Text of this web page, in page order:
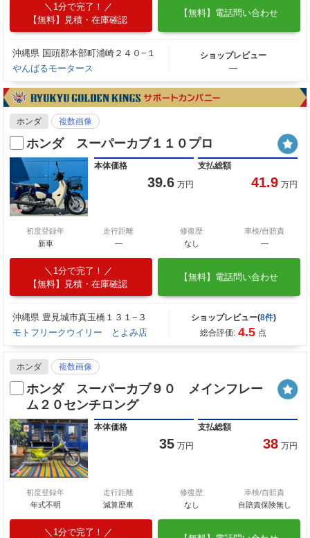
1分で完了！
【無料】見積・在庫確認
【無料】電話問い合わせ
沖縄県 国頭郡本部町浦崎２４０−１
やんばるモータース
ショップレビュー
―
ホンダ 複数画像
ホンダ スーパーカブ１１０プロ
本体価格
39.6 万円
支払総額
41.9 万円
初度登録年
新車
走行距離
—
修復歴
なし
車検/自賠責
―
1分で完了！
【無料】見積・在庫確認
【無料】電話問い合わせ
沖縄県 豊見城市真玉橋１３１−３
モトフリークウイリー とよみ店
ショップレビュー(8件)
総合評価: 4.5 点
ホンダ 複数画像
ホンダ スーパーカブ９０ メインフレー
ム２０センチロング
本体価格
35 万円
支払総額
38 万円
初度登録年
年式不明
走行距離
減算歴車
修復歴
なし
車検/自賠責
自賠責保険無し
1分で完了！